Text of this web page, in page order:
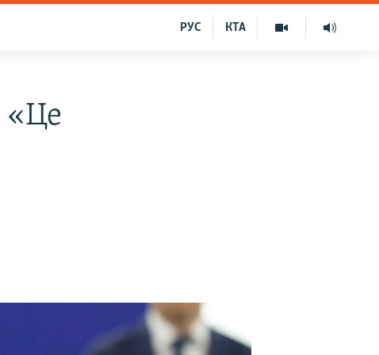
КТА
РУС
«Це